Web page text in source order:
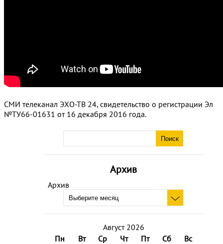
Архив
Архив
Август 2026
Пн
Вт Ср Чт Пт Сб
Вс
СМИ телеканал ЭХО-ТВ 24, свидетельство о регистрации Эл
№ТУ66-01631 от 16 декабря 2016 года.